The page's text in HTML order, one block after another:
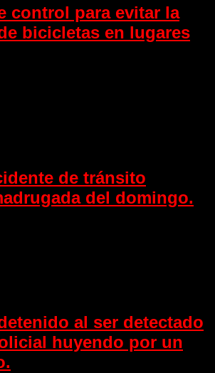
control para evitar la
bicicletas en lugares
de tránsito
del domingo.
al ser detectado
huyendo por un